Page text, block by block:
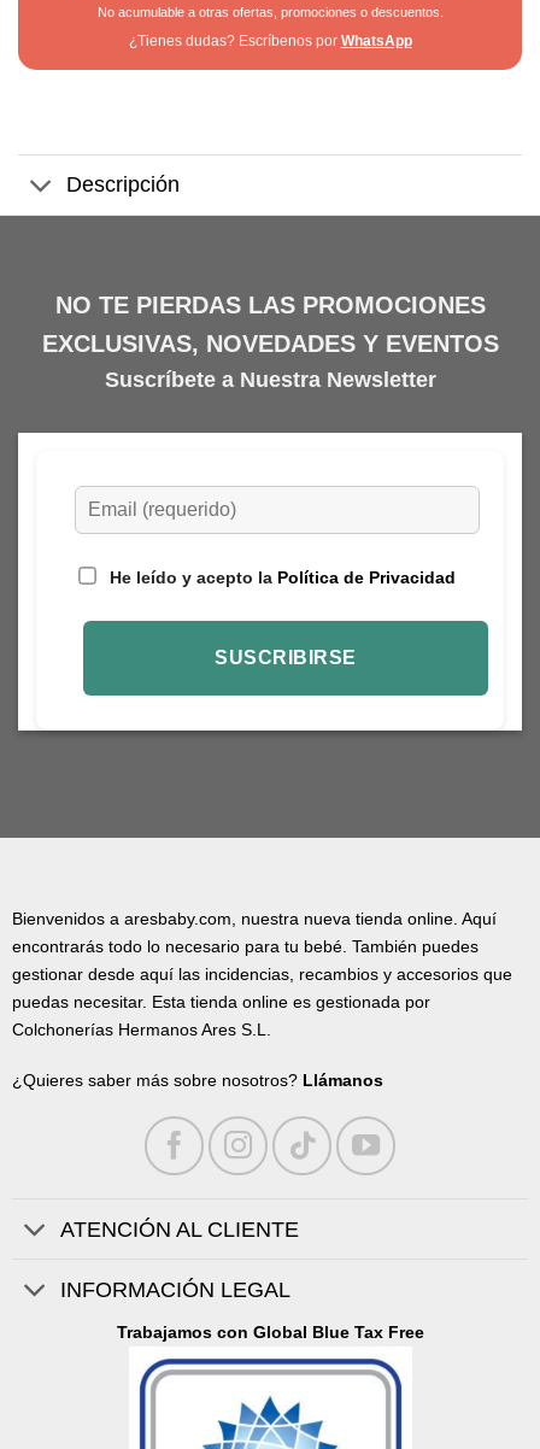
No acumulable a otras ofertas, promociones o descuentos.
¿Tienes dudas? Escríbenos por WhatsApp
Descripción
NO TE PIERDAS LAS PROMOCIONES
EXCLUSIVAS, NOVEDADES Y EVENTOS
Suscríbete a Nuestra Newsletter
He leído y acepto la Política de Privacidad
Bienvenidos a aresbaby.com, nuestra nueva tienda online. Aquí
encontrarás todo lo necesario para tu bebé. También puedes
gestionar desde aquí las incidencias, recambios y accesorios que
puedas necesitar. Esta tienda online es gestionada por
Colchonerías Hermanos Ares S.L.
¿Quieres saber más sobre nosotros? Llámanos
ATENCIÓN AL CLIENTE
INFORMACIÓN LEGAL
Trabajamos con Global Blue Tax Free